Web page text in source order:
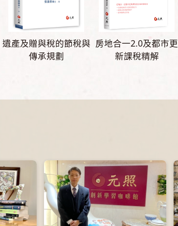
遺產及贈與稅的節稅與
傳承規劃
房地合一2.0及都市更
新課稅精解